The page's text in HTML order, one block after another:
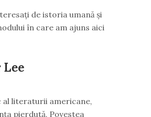
de istoria umană și
în care am ajuns aici
al literaturii americane,
pierdută. Povestea